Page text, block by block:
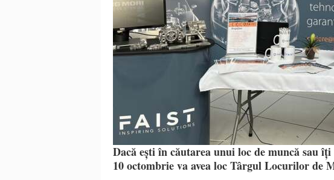
Dacă ești în căutarea unui loc de muncă sau
10 octombrie va avea loc Târgul Locurilor de